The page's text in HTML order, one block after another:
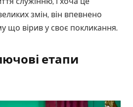
змін, він впевнено
що вірив у своє покликання.
етапи